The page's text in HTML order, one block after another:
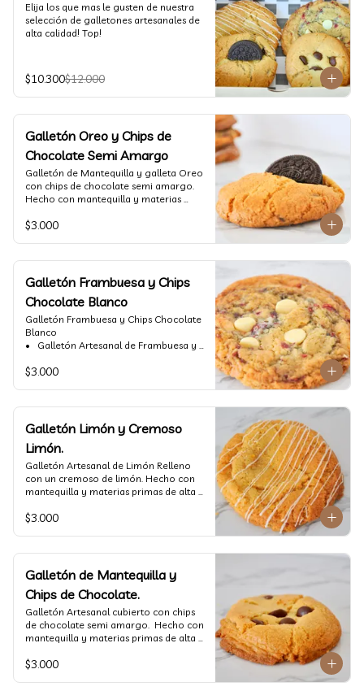
Elija los que mas le gusten de nuestra
selección de galletones artesanales de
alta calidad! Top!
$10.300$12.000
Galletón Oreo y Chips de
Chocolate Semi Amargo
⁠Galletón de Mantequilla y galleta Oreo
con chips de chocolate semi amargo.
Hecho con mantequilla y materias
$3.000
Galletón Frambuesa y Chips
Chocolate Blanco
Galletón Frambuesa y Chips Chocolate
Blanco
•⁠  ⁠ Galletón Artesanal de Frambuesa y
con mantequilla y materias primas de
$3.000
Galletón Limón y Cremoso
Limón.
⁠Galletón Artesanal de Limón Relleno
con un cremoso de limón. Hecho con
mantequilla y materias primas de alta
$3.000
Galletón de Mantequilla y
Chips de Chocolate.
⁠Galletón Artesanal cubierto con chips
de chocolate semi amargo.  Hecho con
mantequilla y materias primas de alta
$3.000